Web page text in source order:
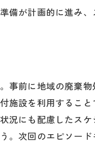
ポイント
アプローチ
ト
流テクニック
備方法
備が計画的に進み
事前に地域の廃棄
施設を利用するこ
況にも配慮したス
。次回のエピソード